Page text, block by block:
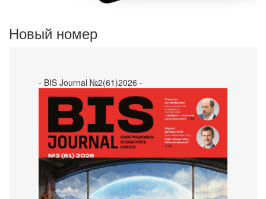
Новый номер
- BIS Journal №2(61)2026 -